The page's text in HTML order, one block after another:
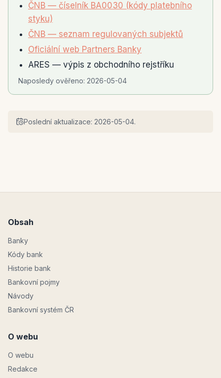
ČNB — číselník BA0030 (kódy platebního
styku)
ČNB — seznam regulovaných subjektů
Oficiální web Partners Banky
ARES — výpis z obchodního rejstříku
Naposledy ověřeno: 2026-05-04
Poslední aktualizace: 2026-05-04.
Obsah
Banky
Kódy bank
Historie bank
Bankovní pojmy
Návody
Bankovní systém ČR
O webu
O webu
Redakce